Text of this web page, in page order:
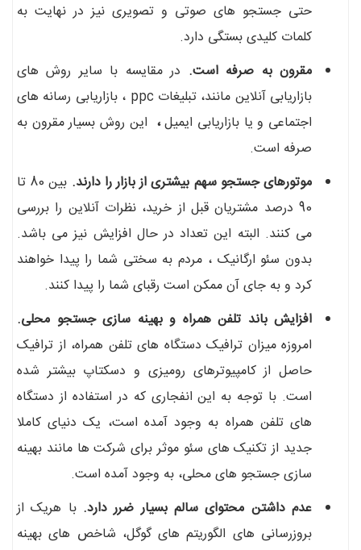
حتی جستجو های صوتی و تصویری نیز در نهایت به
کلمات کلیدی بستگی دارد.
مقرون به صرفه است. در مقایسه با سایر روش های
بازاریابی آنلاین مانند، تبلیغات ppc ، بازاریابی رسانه های
اجتماعی و یا بازاریابی ایمیل، این روش بسیار مقرون به
صرفه است.
موتورهای جستجو سهم بیشتری از بازار را دارند.
بین 80 تا
90 درصد مشتریان قبل از خرید، نظرات آنلاین را بررسی
می کنند. البته این تعداد در حال افزایش نیز می باشد.
بدون سئو ارگانیک ، مردم به سختی شما را پیدا خواهند
کرد و به جای آن ممکن است رقبای شما را پیدا کنند.
افزایش باند تلفن همراه و بهینه سازی جستجو محلی.
امروزه میزان ترافیک دستگاه های تلفن همراه، از ترافیک
حاصل از کامپیوترهای رومیزی و دسکتاپ بیشتر شده
است. با توجه به این انفجاری که در استفاده از دستگاه
های تلفن همراه به وجود آمده است، یک دنیای کاملا
جدید از تکنیک های سئو موثر برای شرکت ها مانند بهینه
سازی جستجو های محلی، به وجود آمده است.
عدم داشتن محتوای سالم بسیار ضرر دارد.با هریک از
بروزرسانی های الگوریتم های گوگل، شاخص های بهینه